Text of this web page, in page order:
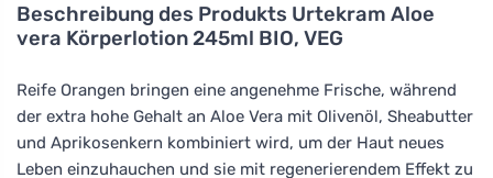
Beschreibung des Produkts Urtekram Aloe
vera Körperlotion 245ml BIO, VEG
Reife Orangen bringen eine angenehme Frische, während
der extra hohe Gehalt an Aloe Vera mit Olivenöl, Sheabutter
und Aprikosenkern kombiniert wird, um der Haut neues
Leben einzuhauchen und sie mit regenerierendem Effekt zu